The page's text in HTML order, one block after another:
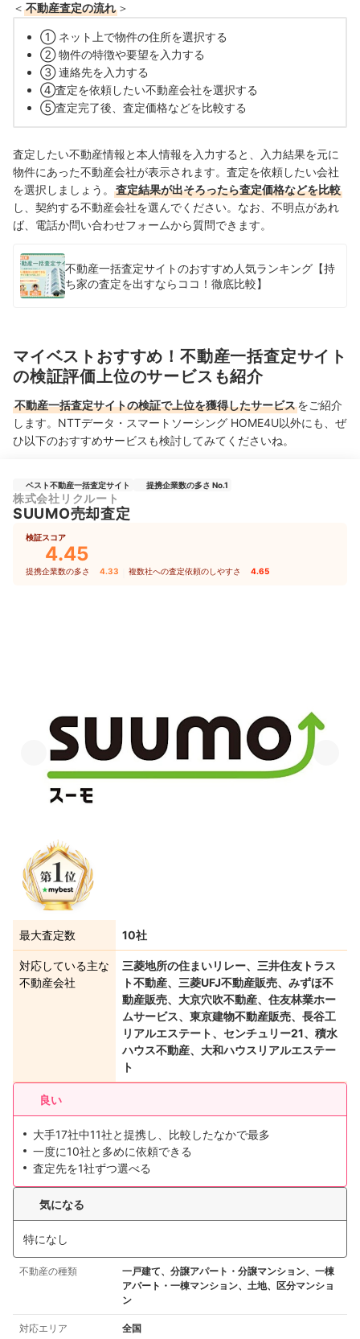
＜ 不動産査定の流れ ＞
① ネット上で物件の住所を選択する
② 物件の特徴や要望を入力する
③ 連絡先を入力する
④査定を依頼したい不動産会社を選択する
⑤査定完了後、査定価格などを比較する
査定したい不動産情報と本人情報を入力すると、入力結果を元に
物件にあった不動産会社が表示されます。査定を依頼したい会社
を選択しましょう。
査定結果が出そろったら査定価格などを比較
し、契約する不動産会社を選んでください。なお、不明点があれ
ば、電話か問い合わせフォームから質問できます。
不動産一括査定サイトのおすすめ人気ランキング【持
ち家の査定を出すならココ！徹底比較】
マイベストおすすめ！不動産一括査定サイト
の検証評価上位のサービスも紹介
不動産一括査定サイトの検証で上位を獲得したサービスをご紹介
します。NTTデータ・スマートソーシング HOME4U以外にも、ぜ
ひ以下のおすすめサービスも検討してみてくださいね。
ベスト不動産一括査定サイト 提携企業数の多さ No.1
株式会社リクルート
SUUMO売却査定
検証スコア
4.45
提携企業数の多さ 4.33 複数社への査定依頼のしやすさ 4.65
最大査定数 10社
対応している主な
不動産会社
三菱地所の住まいリレー、三井住友トラス
ト不動産、三菱UFJ不動産販売、みずほ不
動産販売、大京穴吹不動産、住友林業ホー
ムサービス、東京建物不動産販売、長谷工
リアルエステート、センチュリー21、積水
ハウス不動産、大和ハウスリアルエステー
ト
良い
大手17社中11社と提携し、比較したなかで最多
一度に10社と多めに依頼できる
査定先を1社ずつ選べる
気になる
特になし
不動産の種類
一戸建て、分譲アパート・分譲マンション、一棟
アパート・一棟マンション、土地、区分マンショ
ン
対応エリア 全国